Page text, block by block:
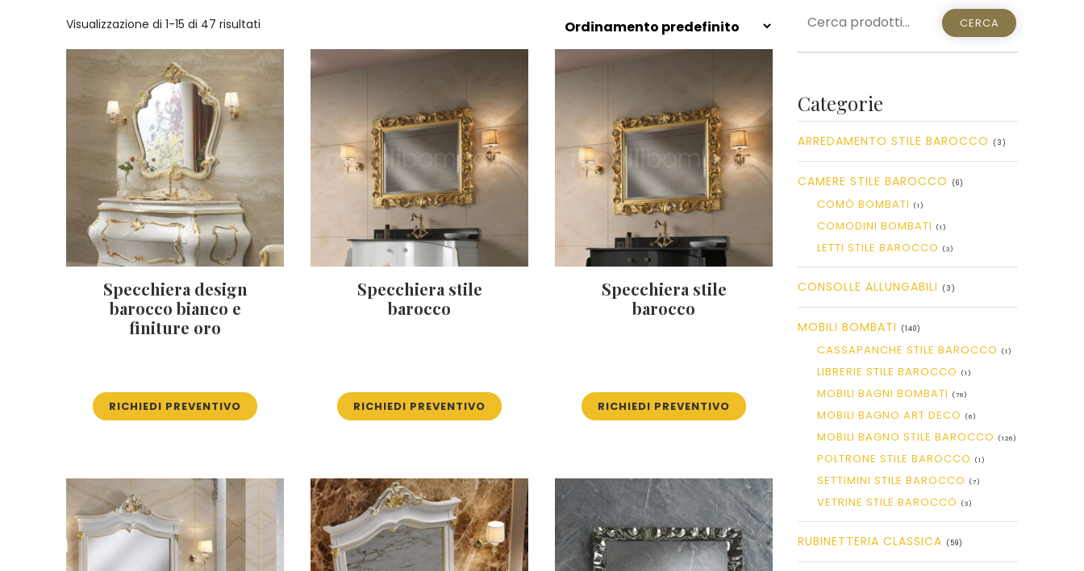
Visualizzazione di 1-15 di 47 risultati
Specchiera design
barocco bianco e
finiture oro
RICHIEDI PREVENTIVO
Specchiera stile
barocco
RICHIEDI PREVENTIVO
Specchiera stile
barocco
RICHIEDI PREVENTIVO
CERCA: CERCA
Categorie
ARREDAMENTO STILE BAROCCO (3)
CAMERE STILE BAROCCO (6)
COMÒ BOMBATI (1)
COMODINI BOMBATI (1)
LETTI STILE BAROCCO (3)
CONSOLLE ALLUNGABILI (3)
MOBILI BOMBATI (140)
CASSAPANCHE STILE BAROCCO (1)
LIBRERIE STILE BAROCCO (1)
MOBILI BAGNI BOMBATI (76)
MOBILI BAGNO ART DECO (6)
MOBILI BAGNO STILE BAROCCO (126)
POLTRONE STILE BAROCCO (1)
SETTIMINI STILE BAROCCO (7)
VETRINE STILE BAROCCO (3)
RUBINETTERIA CLASSICA (59)